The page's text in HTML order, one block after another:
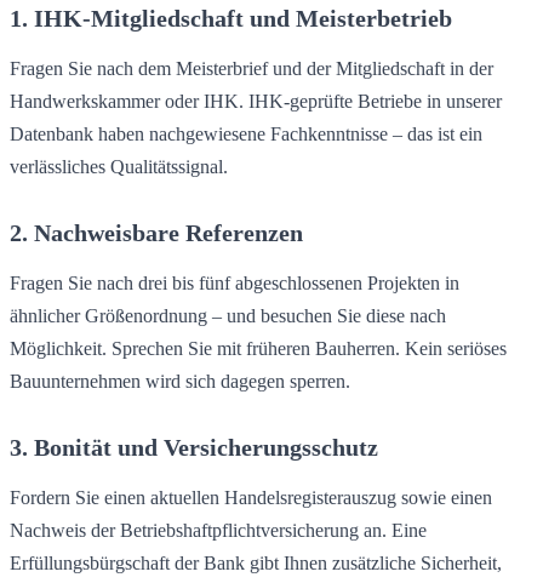
1. IHK-Mitgliedschaft und Meisterbetrieb
Fragen Sie nach dem Meisterbrief und der Mitgliedschaft in der
Handwerkskammer oder IHK. IHK-geprüfte Betriebe in unserer
Datenbank haben nachgewiesene Fachkenntnisse – das ist ein
verlässliches Qualitätssignal.
2. Nachweisbare Referenzen
Fragen Sie nach drei bis fünf abgeschlossenen Projekten in
ähnlicher Größenordnung – und besuchen Sie diese nach
Möglichkeit. Sprechen Sie mit früheren Bauherren. Kein seriöses
Bauunternehmen wird sich dagegen sperren.
3. Bonität und Versicherungsschutz
Fordern Sie einen aktuellen Handelsregisterauszug sowie einen
Nachweis der Betriebshaftpflichtversicherung an. Eine
Erfüllungsbürgschaft der Bank gibt Ihnen zusätzliche Sicherheit,